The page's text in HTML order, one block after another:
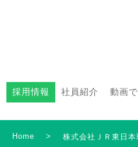
採用情報 社員紹介 動画
Home > 株式会社ＪＲ東日